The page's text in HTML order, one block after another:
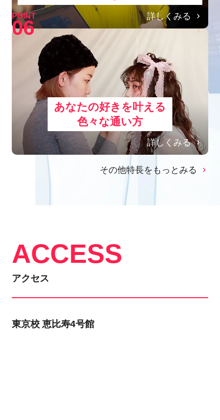
詳しくみる
POINT
06
あなたの好きを叶える
⾊々な通い⽅
詳しくみる
その他特長をもっとみる
ACCESS
アクセス
東京校 恵比寿4号館